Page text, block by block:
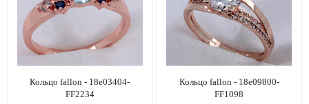
Кольцо fallon - 18e03404-
FF2234
Кольцо fallon - 18e09800-
FF1098